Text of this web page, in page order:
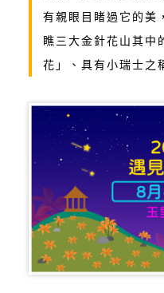
有親眼目睹過它的美
瞧三大金針花山其中
花」、具有小瑞士之